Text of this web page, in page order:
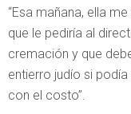
“Esa mañana, ella
que le pediría al
cremación y que
entierro judío si
con el costo”.